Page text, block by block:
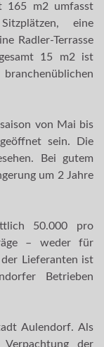
165 m2 umfasst
eine
Radler-Terrasse
15 m2 ist
von Mai bis
sein. Die
Bei gutem
um 2 Jahre
50.000 pro
– weder für
Lieferanten ist
Betrieben
Aulendorf. Als
der